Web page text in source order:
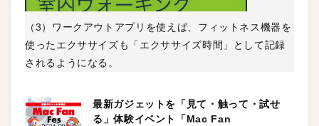
（3）ワークアウトアプリを使えば、フィットネス機器を
使ったエクササイズも「エクササイズ時間」として記録
されるようになる。
最新ガジェットを「見て・触って・試せ
る」体験イベント「Mac Fan